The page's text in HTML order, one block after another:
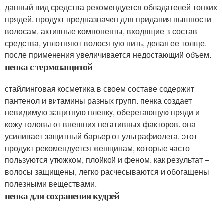
данный вид средства рекомендуется обладателей тонких
прядей. продукт предназначен для придания пышности
волосам. активные компоненты, входящие в состав
средства, уплотняют волосяную нить, делая ее толще.
после применения увеличивается недостающий объем.
пенка с термозащитой
стайлинговая косметика в своем составе содержит
пантенол и витамины разных групп. пенка создает
невидимую защитную пленку, оберегающую пряди и
кожу головы от внешних негативных факторов. она
усиливает защитный барьер от ультрафиолета. этот
продукт рекомендуется женщинам, которые часто
пользуются утюжком, плойкой и феном. как результат –
волосы защищены, легко расчесываются и обогащены
полезными веществами.
пенка для сохранения кудрей